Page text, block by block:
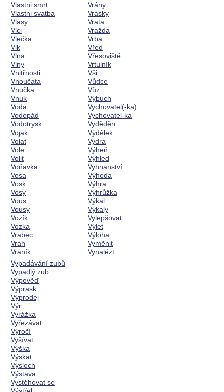
Vlastni smrt
Vlastni svatba
Vlasy
Vlci
Vlečka
Vlk
Vlna
Vlny
Vnitřnosti
Vnoučata
Vnučka
Vnuk
Voda
Vodopád
Vodotrysk
Voják
Volat
Vole
Volit
Voňavka
Vosa
Vosk
Vosy
Vous
Vousy
Vozík
Vozka
Vrabec
Vrah
Vraník
Vrány
Vrásky
Vrata
Vražda
Vrba
Vřed
Vřesoviště
Vrtulník
Vši
Vůdce
Vůz
Výbuch
Vychovatel(-ka)
Vychovatel-ka
Vyděděn
Výdělek
Vydra
Výheň
Výhled
Vyhnanství
Výhoda
Výhra
Výhrůžka
Výkal
Výkaly
Vylepšovat
Výlet
Výloha
Vyměnit
Vynalézt
Vypadávání zubů
Vypadlý zub
Výpověď
Výprask
Výprodej
Výr
Vyrážka
Vyřezávat
Výročí
Vyšívat
Výška
Výskat
Výslech
Výstava
Vystěhovat se